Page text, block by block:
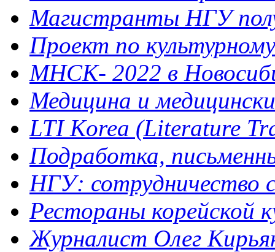
Магистранты НГУ
Проект по
МНСК- 2022 в
Медицина и
LTI Korea (Literature
Подработка,
НГУ: сотрудничество
Рестораны корейской
Журналист Олег